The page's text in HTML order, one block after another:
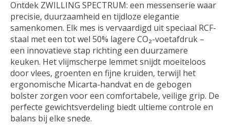
Ontdek ZWILLING SPECTRUM: een messenserie waar
precisie, duurzaamheid en tijdloze elegantie
samenkomen. Elk mes is vervaardigd uit speciaal RCF-
staal met een tot wel 50% lagere CO₂-voetafdruk –
een innovatieve stap richting een duurzamere
keuken. Het vlijmscherpe lemmet snijdt moeiteloos
door vlees, groenten en fijne kruiden, terwijl het
ergonomische Micarta-handvat en de gebogen
bolster zorgen voor een comfortabele, veilige grip. De
perfecte gewichtsverdeling biedt ultieme controle en
balans bij elke snede.